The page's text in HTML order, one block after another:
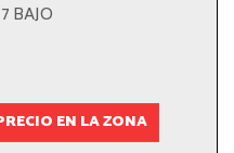
BAJO
EN LA ZONA